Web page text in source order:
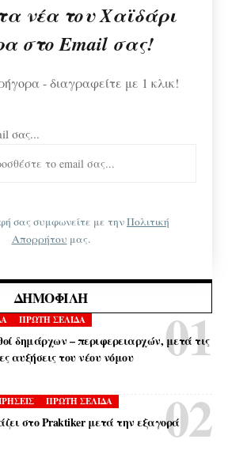
νέα του Χαϊδάρι
στο Email σας!
- διαγραφείτε με 1 κλικ!
σας...
σας συμφωνείτε με τηνΠολιτική
Απορρήτου μας.
ΔΗΜΟΦΙΛΉ
ΠΡΩΤΗ ΣΕΛΙΔΑ
δημάρχων – περιφερειαρχών, μετά τις
αυξήσεις του νέου νόμου
ΠΡΩΤΗ ΣΕΛΙΔΑ
στο Praktiker μετά την εξαγορά